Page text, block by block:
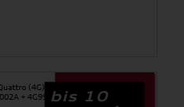
bis 10